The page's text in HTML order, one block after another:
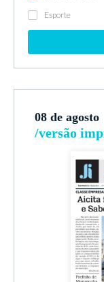
Esporte
08 de agosto
/versão